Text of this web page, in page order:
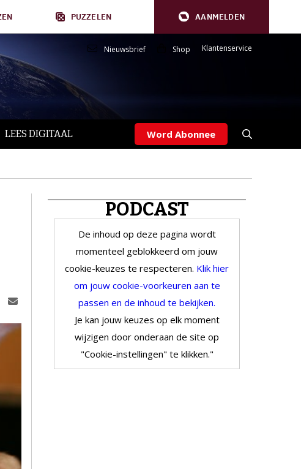
PUZZELEN AANMELDEN
Nieuwsbrief Shop Klantenservice
LEES DIGITAAL Word Abonnee
PODCAST
De inhoud op deze pagina wordt
momenteel geblokkeerd om jouw
cookie-keuzes te respecteren. Klik hier
om jouw cookie-voorkeuren aan te
passen en de inhoud te bekijken.
Je kan jouw keuzes op elk moment
wijzigen door onderaan de site op
"Cookie-instellingen" te klikken."